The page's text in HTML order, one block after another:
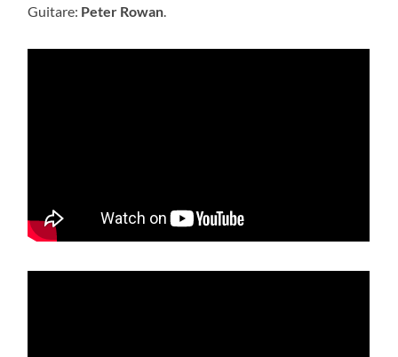
Guitare: Peter Rowan.